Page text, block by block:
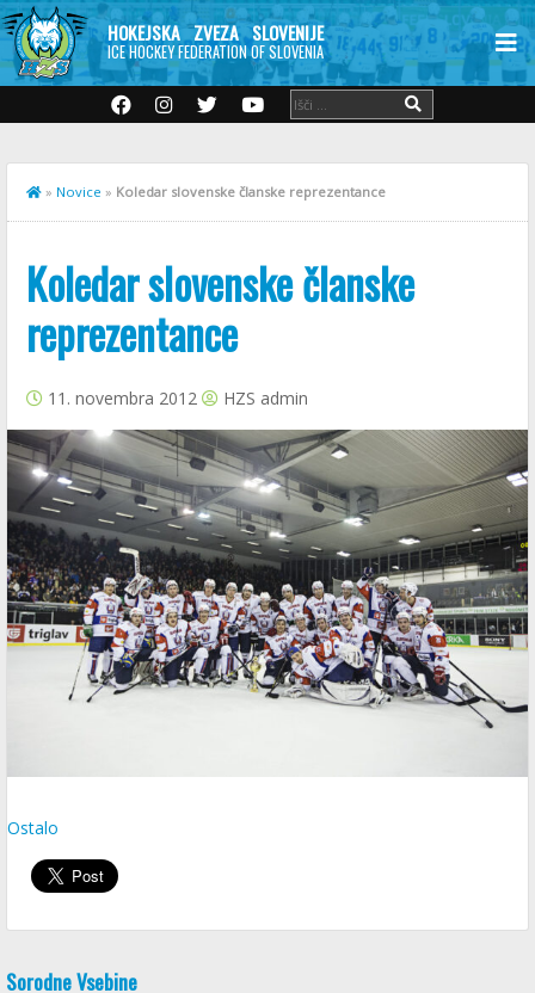
HOKEJSKA ZVEZA SLOVENIJE
ICE HOCKEY FEDERATION OF SLOVENIA
» Novice » Koledar slovenske članske reprezentance
Koledar slovenske članske
reprezentance
11. novembra 2012 HZS admin
Ostalo
Sorodne Vsebine